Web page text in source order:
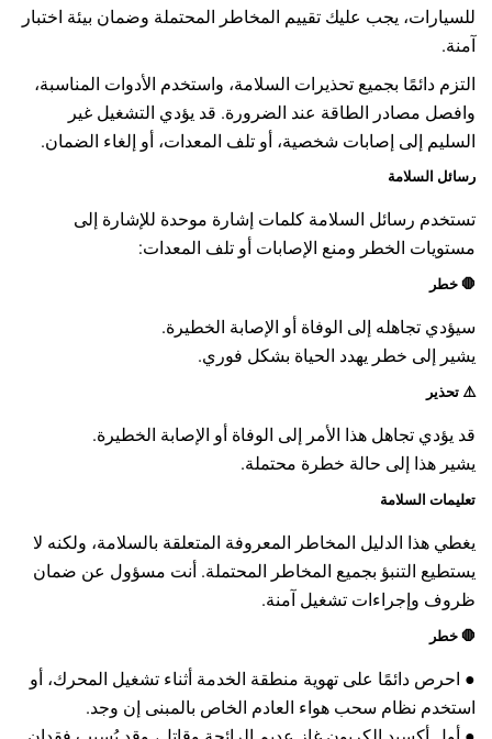
للسيارات، يجب عليك تقييم المخاطر المحتملة وضمان بيئة اختبار
آمنة.
التزم دائمًا بجميع تحذيرات السلامة، واستخدم الأدوات المناسبة،
وافصل مصادر الطاقة عند الضرورة. قد يؤدي التشغيل غير
السليم إلى إصابات شخصية، أو تلف المعدات، أو إلغاء الضمان.
رسائل السلامة
تستخدم رسائل السلامة كلمات إشارة موحدة للإشارة إلى
مستويات الخطر ومنع الإصابات أو تلف المعدات:
🛑 خطر
سيؤدي تجاهله إلى الوفاة أو الإصابة الخطيرة.
يشير إلى خطر يهدد الحياة بشكل فوري.
⚠️ تحذير
قد يؤدي تجاهل هذا الأمر إلى الوفاة أو الإصابة الخطيرة.
يشير هذا إلى حالة خطرة محتملة.
تعليمات السلامة
يغطي هذا الدليل المخاطر المعروفة المتعلقة بالسلامة، ولكنه لا
يستطيع التنبؤ بجميع المخاطر المحتملة. أنت مسؤول عن ضمان
ظروف وإجراءات تشغيل آمنة.
🛑 خطر
● احرص دائمًا على تهوية منطقة الخدمة أثناء تشغيل المحرك، أو
استخدم نظام سحب هواء العادم الخاص بالمبنى إن وجد.